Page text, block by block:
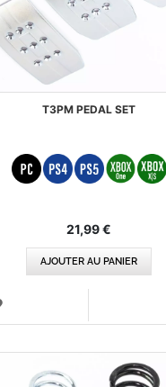
T3PM PEDAL SET
21,99 €
AJOUTER AU PANIER
AJOUTER